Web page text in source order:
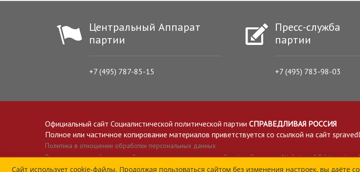
Центральный Аппарат
партии
+7 (495) 787-85-15
Пресс-служба
партии
+7 (495) 783-98-03
Официальный сайт Социалистической политической партии СПРАВЕДЛИВАЯ РОССИЯ
Полное или частичное копирование материалов приветствуется со ссылкой на сайт
Политика в отношении обработки персональных данных
Все материалы сайта spravedlivo.ru доступны по лицензии Creative Commons Attribution 4.0 International
Сайт использует cookie-файлы. Продолжая пользоваться сайтом без изменения настроек, вы даёте